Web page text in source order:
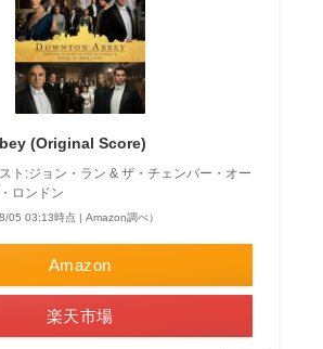
(Original Score)
ト:ジョン・ラン & ザ・チェンバー・オー
ロンドン
05 03:13時点 | Amazon調べ）
Amazon
楽天市場